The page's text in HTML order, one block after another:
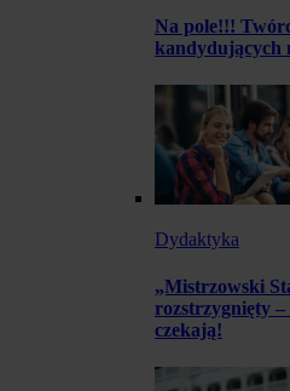
Na pole!!!
kandydujących
Dydaktyka
„Mistrzowski
rozstrzygnięty
czekają!